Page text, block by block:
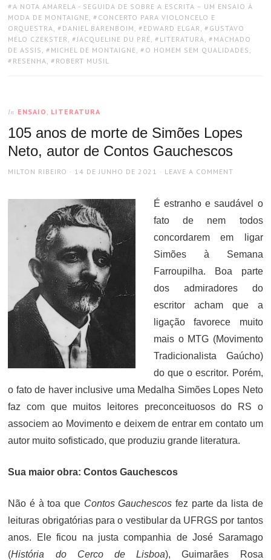
TAGS:
A NOTA AMARELA - SEGUIDA DE SOBRE A ESCRITA – UM ENSAIO À
MODA DE MONTAIGNE , CONCERTO PARA VIOLONCELO E
ORQUESTRA , DANIEL BARENBOIM , EDWARD ELGAR , GUSTAVO
MELO CZEKSTER , JACQUELINE DU PRÉ , LITERATURA , MACHADO
DE ASSIS , MICHEL DE MONTAIGNE , O HOMEM SEM QUALIDADES
RESENHA , ROBERT MUSIL
In ENSAIO LITERATURA
105 anos de morte de Simões Lopes
Neto, autor de Contos Gauchescos
AUTHOR
MILTON RIBEIRO
POSTED
14 DE JUNHO DE 2021 LEAVE A COMMENT
É estranho e saudável o
fato de nem todos
concordarem em ligar
Simões à Semana
Farroupilha. Boa parte
dos admiradores do
escritor acham que a
ligação favorece muito
mais o MTG (Movimento
Tradicionalista Gaúcho)
do que o escritor. Porém,
o fato de haver inclusive uma Medalha Simões Lopes Neto
faz com que muitos leitores preconceituosos do RS o
associem ao Movimento e deixem de entrar em contato um
autor muito sofisticado, que produziu grande literatura.
Sua maior obra: Contos Gauchescos
Não é à toa que Contos Gauchescos fez parte da lista de
leituras obrigatórias para o vestibular da UFRGS por tantos
anos. Ele ficou na justa companhia de José Saramago
(História do Cerco de Lisboa), Guimarães Rosa